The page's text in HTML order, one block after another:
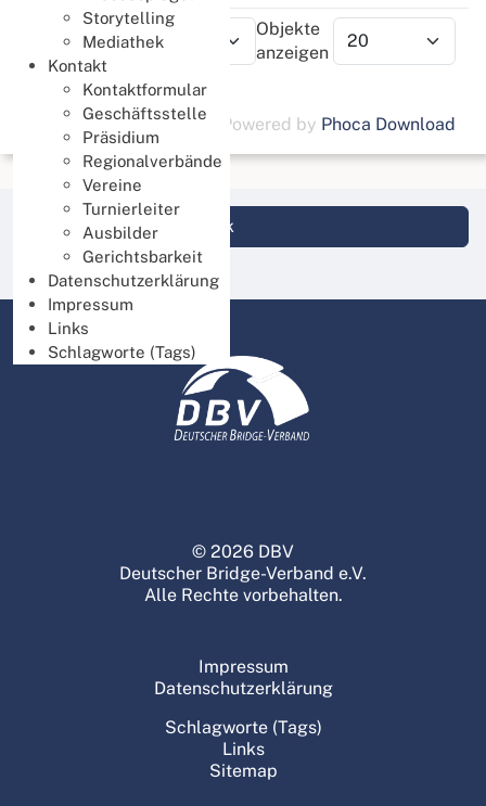
Storytelling
Mediathek
Kontakt
Kontaktformular
Geschäftsstelle
Präsidium
Regionalverbände
Vereine
Turnierleiter
Ausbilder
Gerichtsbarkeit
Datenschutzerklärung
Impressum
Links
Schlagworte (Tags)
Reihenfolge
Objekte
anzeigen
Powered by Phoca Download
Login DBV Datenbank
© 2026 DBV
Deutscher Bridge-Verband e.V.
Alle Rechte vorbehalten.
Impressum
Datenschutzerklärung
Schlagworte (Tags)
Links
Sitemap